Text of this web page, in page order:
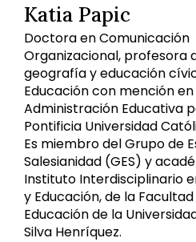
Katia Papic
Doctora en Comunicación
Organizacional, profesora
geografía y educación
Educación con mención en
Administración Educativa
Pontificia Universidad
Es miembro del Grupo de
Salesianidad (GES) y
Instituto Interdisciplinario
y Educación, de la
Educación de la
Silva Henríquez.